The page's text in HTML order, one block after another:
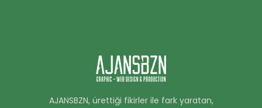
AJANSBZN, ürettiği fikirler ile fark yaratan,